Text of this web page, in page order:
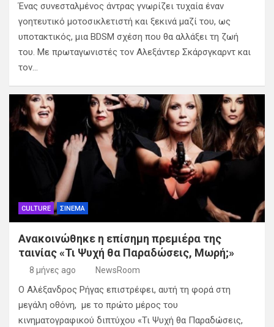
Ένας συνεσταλμένος άντρας γνωρίζει τυχαία έναν
γοητευτικό μοτοσικλετιστή και ξεκινά μαζί του, ως
υποτακτικός, μια BDSM σχέση που θα αλλάξει τη ζωή
του. Με πρωταγωνιστές τον Αλεξάντερ Σκάρσγκαρντ και
τον…
CULTURE ΣΙΝΕΜΑ
Ανακοινώθηκε η επίσημη πρεμιέρα της
ταινίας «Τι Ψυχή θα Παραδώσεις, Μωρή;»
8 μήνες ago NewsRoom
O Αλέξανδρος Ρήγας επιστρέφει, αυτή τη φορά στη
μεγάλη οθόνη, με το πρώτο μέρος του
κινηματογραφικού διπτύχου «Τι Ψυχή θα Παραδώσεις,